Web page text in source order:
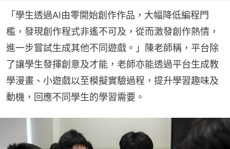
「學生透過AI由零開始創作作品，大幅降低編程門
檻，發現創作程式非遙不可及，從而激發創作熱情，
進一步嘗試生成其他不同遊戲。」陳老師稱，平台除
了讓學生發揮創意及才能，老師亦能透過平台生成教
學漫畫、小遊戲以至模擬實驗過程，提升學習趣味及
動機，回應不同學生的學習需要。